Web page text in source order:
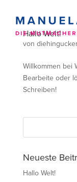
Hallo Welt!
von
Willkommen bei
Bearbeite oder
Schreiben!
Neueste
Hallo Welt!